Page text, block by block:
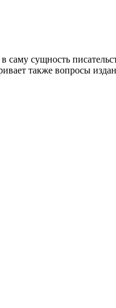
сущность
также вопросы